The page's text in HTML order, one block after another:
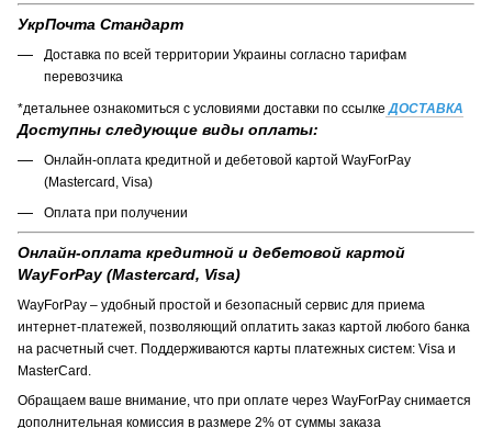
УкрПочта Стандарт
Доставка по всей территории Украины согласно тарифам
перевозчика
*детальнее ознакомиться с условиями доставки по ссылке ДОСТАВКА
Доступны следующие виды оплаты:
Онлайн-оплата кредитной и дебетовой картой WayForPay
(Mastercard, Visa)
Оплата при получении
Онлайн-оплата кредитной и дебетовой картой
WayForPay (Mastercard, Visa)
WayForPay – удобный простой и безопасный сервис для приема
интернет-платежей, позволяющий оплатить заказ картой любого банка
на расчетный счет. Поддерживаются карты платежных систем: Visa и
MasterCard.
Обращаем ваше внимание, что при оплате через WayForPay снимается
дополнительная комиссия в размере 2% от суммы заказа